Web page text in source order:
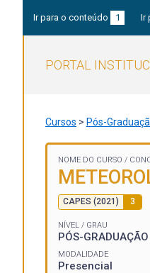
Ir para o conteúdo 1 Ir
PORTAL
Cursos > Pós-
NOME DO CURSO /
CAPES (2021) 3
NÍVEL / GRAU
PÓS-
MODALIDADE
Presencial